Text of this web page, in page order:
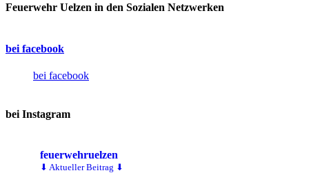
Feuerwehr Uelzen in den Sozialen Netzwerken
bei facebook
bei facebook
bei Instagram
feuerwehruelzen
⬇ Aktueller Beitrag ⬇